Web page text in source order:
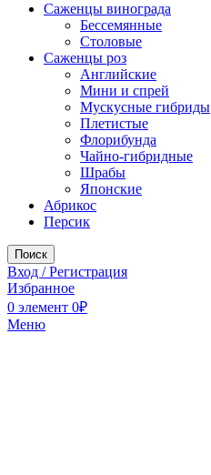
Саженцы винограда
Бессемянные
Столовые
Саженцы роз
Английские
Мини и спрей
Мускусные гибриды
Плетистые
Флорибунда
Чайно-гибридные
Шрабы
Японские
Абрикос
Персик
Поиск
Вход / Регистрация
Избранное
0 элемент 0₽
Меню